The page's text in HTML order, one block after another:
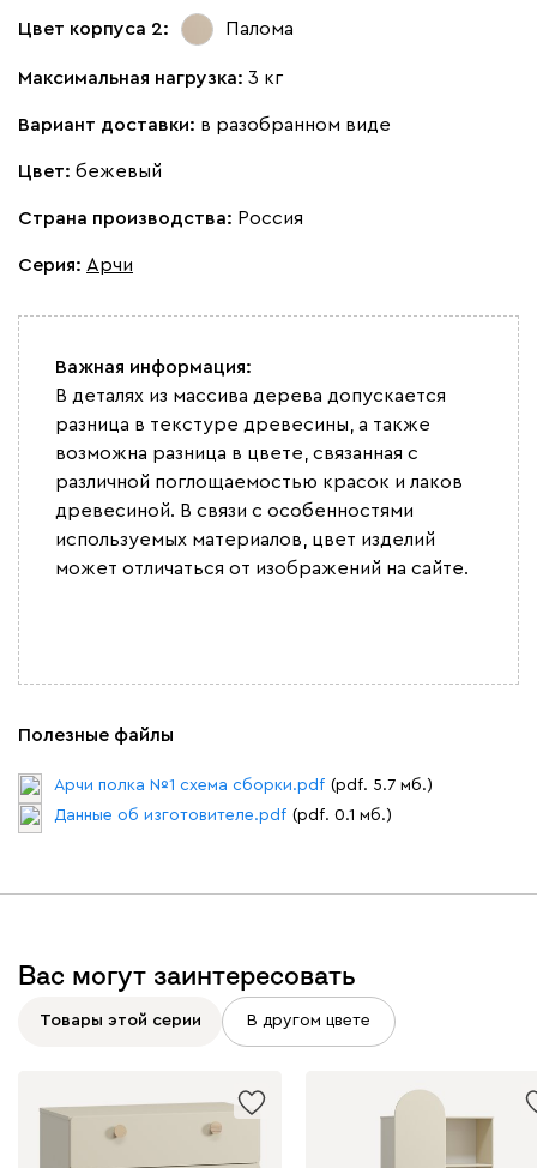
Цвет корпуса 2: Палома
Максимальная нагрузка: 3 кг
Вариант доставки: в разобранном виде
Цвет: бежевый
Страна производства: Россия
Серия: Арчи
Важная информация:
В деталях из массива дерева допускается
разница в текстуре древесины, а также
возможна разница в цвете, связанная с
различной поглощаемостью красок и лаков
древесиной. В связи с особенностями
используемых материалов, цвет изделий
может отличаться от изображений на сайте.
Полезные файлы
Арчи полка №1 схема сборки.pdf (pdf. 5.7 мб.)
Данные об изготовителе.pdf (pdf. 0.1 мб.)
Вас могут заинтересовать
Товары этой серии В другом цвете